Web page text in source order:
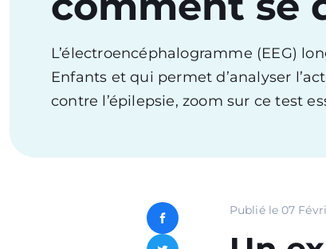
L’électroencéphalogramme (EEG)
Enfants et qui permet d’analyser
contre l’épilepsie, zoom sur ce test
Facebook
Publié le 07